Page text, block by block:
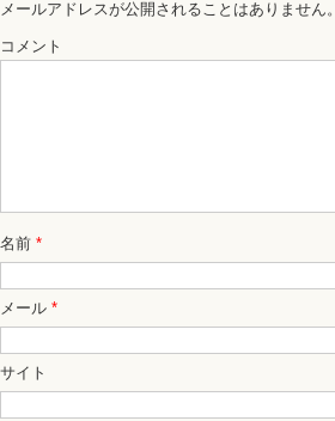
メールアドレスが公開されることはありません。
コメント
名前 *
メール *
サイト